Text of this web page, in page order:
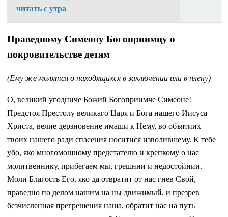
читать с утра
Праведному Симеону Богоприимцу о
покровительстве детям
(Ему же молятся о находящихся в заключении или в плену)
О, великий угодниче Божий Богоприимче Симеоне!
Предстоя Престолу великаго Царя и Бога нашего Иисуса
Христа, велие дерзновение имаши к Нему, во объятиих
твоих нашего ради спасения носитися изволившему. К тебе
убо, яко многомощному предстателю и крепкому о нас
молитвеннику, прибегаем мы, грешнии и недостойнии.
Моли Благость Его, яко да отвратит от нас гнев Свой,
праведно по делом нашим на ны движимый, и презрев
безчисленная прегрешения наша, обратит нас на путь